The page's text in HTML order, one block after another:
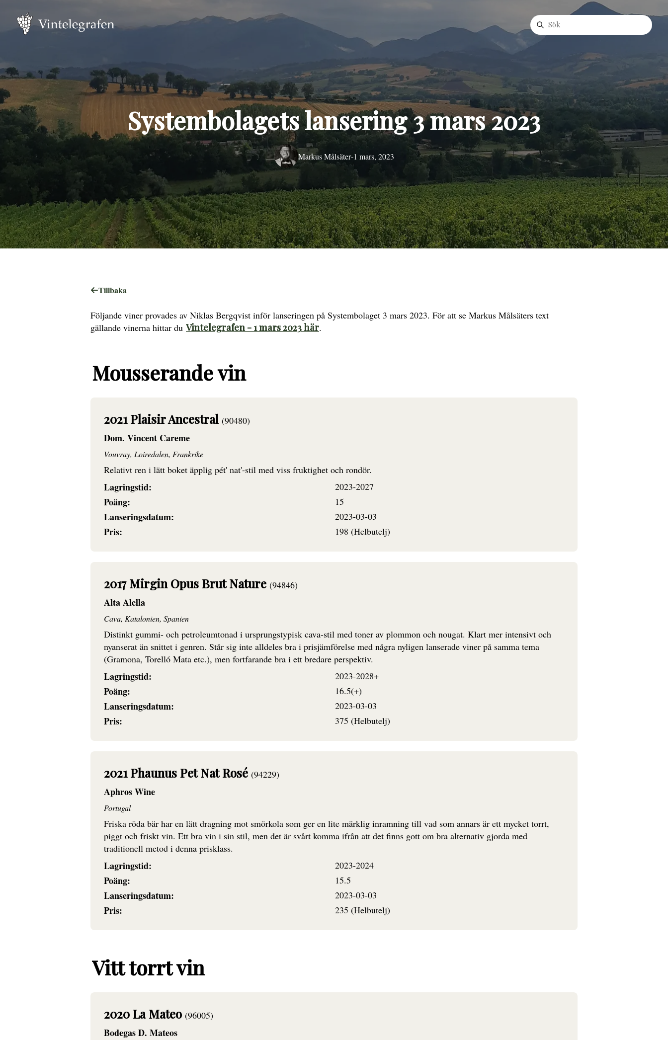
Systembolagets lansering 3 mars 2023
Markus Målsäter-1 mars, 2023
Tillbaka
Följande viner provades av Niklas Bergqvist inför lanseringen på Systembolaget 3 mars 2023. För att se Markus Målsäters text
gällande vinerna hittar du Vintelegrafen - 1 mars 2023 här.
Mousserande vin
2021 Plaisir Ancestral (90480)
Dom. Vincent Careme
Vouvray, Loiredalen, Frankrike
Relativt ren i lätt boket äpplig pét' nat'-stil med viss fruktighet och rondör.
Lagringstid: 2023-2027
Poäng: 15
Lanseringsdatum: 2023-03-03
Pris: 198 (Helbutelj)
2017 Mirgin Opus Brut Nature (94846)
Alta Alella
Cava, Katalonien, Spanien
Distinkt gummi- och petroleumtonad i ursprungstypisk cava-stil med toner av plommon och nougat. Klart mer intensivt och
nyanserat än snittet i genren. Står sig inte alldeles bra i prisjämförelse med några nyligen lanserade viner på samma tema
(Gramona, Torelló Mata etc.), men fortfarande bra i ett bredare perspektiv.
Lagringstid: 2023-2028+
Poäng: 16.5(+)
Lanseringsdatum: 2023-03-03
Pris: 375 (Helbutelj)
2021 Phaunus Pet Nat Rosé (94229)
Aphros Wine
Portugal
Friska röda bär har en lätt dragning mot smörkola som ger en lite märklig inramning till vad som annars är ett mycket torrt,
piggt och friskt vin. Ett bra vin i sin stil, men det är svårt komma ifrån att det finns gott om bra alternativ gjorda med
traditionell metod i denna prisklass.
Lagringstid: 2023-2024
Poäng: 15.5
Lanseringsdatum: 2023-03-03
Pris: 235 (Helbutelj)
Vitt torrt vin
2020 La Mateo (96005)
Bodegas D. Mateos